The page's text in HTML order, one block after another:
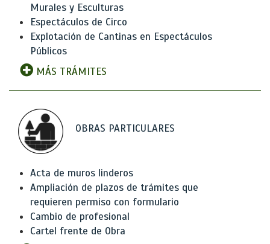
Murales y Esculturas
Espectáculos de Circo
Explotación de Cantinas en Espectáculos
Públicos
MÁS TRÁMITES
OBRAS PARTICULARES
Acta de muros linderos
Ampliación de plazos de trámites que
requieren permiso con formulario
Cambio de profesional
Cartel frente de Obra